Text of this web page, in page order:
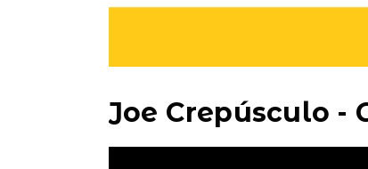
Joe Crepúsculo -